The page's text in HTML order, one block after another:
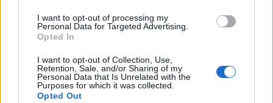
I want to opt-out of processing my
Personal Data for Targeted Advertising.
Opted In
I want to opt-out of Collection, Use,
Retention, Sale, and/or Sharing of my
Personal Data that Is Unrelated with the
Purposes for which it was collected.
Opted Out
Múlt szombaton Orbán Viktor, volt és leendő
miniszterelnökünk Szentpétervárott járt az Egységes
hátországa - XI. Kongresszusán. A látogatás,
valamint a Putyin és Orbán közötti megbeszélés
okáról és valós céljáról vajmi…